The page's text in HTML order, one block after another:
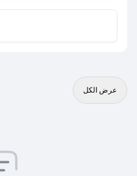
عرض الكل